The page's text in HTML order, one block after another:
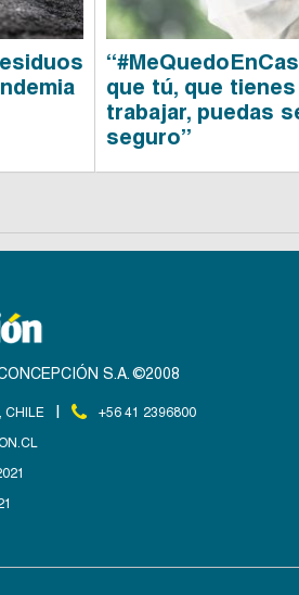
que tú, que
trabajar, puedas
seguro”
S.A. ©2008
CHILE
+56 41 2396800